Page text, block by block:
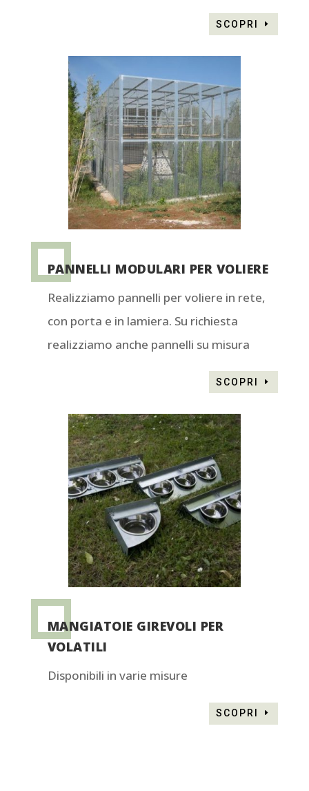
SCOPRI
PANNELLI MODULARI PER VOLIERE
Realizziamo pannelli per voliere in rete,
con porta e in lamiera. Su richiesta
realizziamo anche pannelli su misura
SCOPRI
MANGIATOIE GIREVOLI PER
VOLATILI
Disponibili in varie misure
SCOPRI